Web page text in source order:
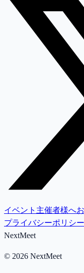
イベント主催者様へ
プライバシーポリシー
NextMeet
© 2026 NextMeet